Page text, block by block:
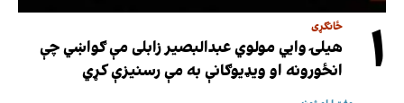
۱ ځانګړی
هیلۍ وایي مولوي عبدالبصیر زابلی مې ګواښي چې
انځورونه او ویډیوګانې به مې رسنیزې کړي